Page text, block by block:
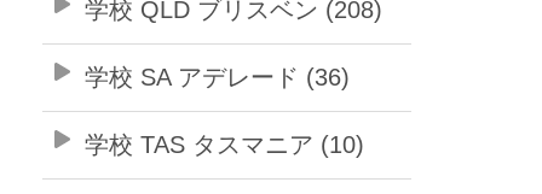
学校 QLD ブリスベン (208)
学校 SA アデレード (36)
学校 TAS タスマニア (10)